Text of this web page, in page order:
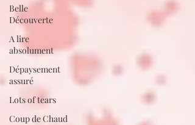
Belle
Découverte
A lire
absolument
Dépaysement
assuré
Lots of tears
Coup de Chaud